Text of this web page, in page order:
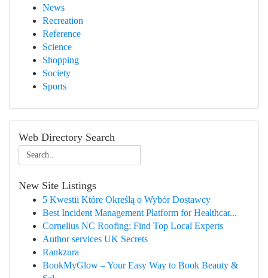
News
Recreation
Reference
Science
Shopping
Society
Sports
Web Directory Search
New Site Listings
5 Kwestii Które Określą o Wybór Dostawcy
Best Incident Management Platform for Healthcar...
Cornelius NC Roofing: Find Top Local Experts
Author services UK Secrets
Rankzura
BookMyGlow – Your Easy Way to Book Beauty &